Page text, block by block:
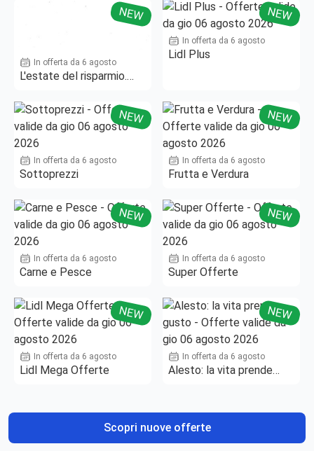
NEW
In offerta da 6 agosto
L'estate del risparmio.
NEW
In offerta da 6 agosto
Lidl Plus
NEW
In offerta da 6 agosto
Sottoprezzi
NEW
In offerta da 6 agosto
Frutta e Verdura
NEW
In offerta da 6 agosto
Carne e Pesce
NEW
In offerta da 6 agosto
Super Offerte
NEW
In offerta da 6 agosto
Lidl Mega Offerte
NEW
In offerta da 6 agosto
Alesto: la vita prende
Scopri nuove offerte